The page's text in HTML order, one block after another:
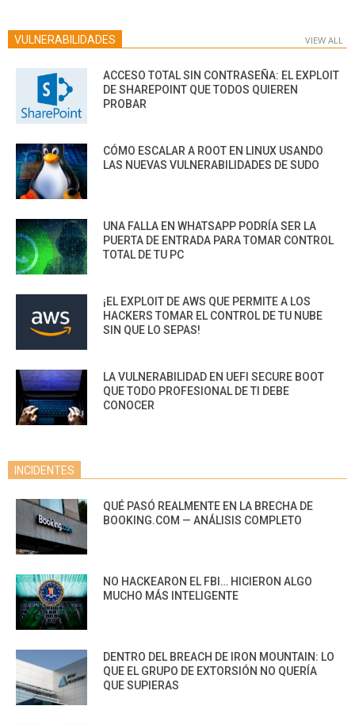
VULNERABILIDADES VIEW ALL
ACCESO TOTAL SIN CONTRASEÑA: EL EXPLOIT
DE SHAREPOINT QUE TODOS QUIEREN
PROBAR
CÓMO ESCALAR A ROOT EN LINUX USANDO
LAS NUEVAS VULNERABILIDADES DE SUDO
UNA FALLA EN WHATSAPP PODRÍA SER LA
PUERTA DE ENTRADA PARA TOMAR CONTROL
TOTAL DE TU PC
¡EL EXPLOIT DE AWS QUE PERMITE A LOS
HACKERS TOMAR EL CONTROL DE TU NUBE
SIN QUE LO SEPAS!
LA VULNERABILIDAD EN UEFI SECURE BOOT
QUE TODO PROFESIONAL DE TI DEBE
CONOCER
INCIDENTES
QUÉ PASÓ REALMENTE EN LA BRECHA DE
BOOKING.COM — ANÁLISIS COMPLETO
NO HACKEARON EL FBI… HICIERON ALGO
MUCHO MÁS INTELIGENTE
DENTRO DEL BREACH DE IRON MOUNTAIN: LO
QUE EL GRUPO DE EXTORSIÓN NO QUERÍA
QUE SUPIERAS